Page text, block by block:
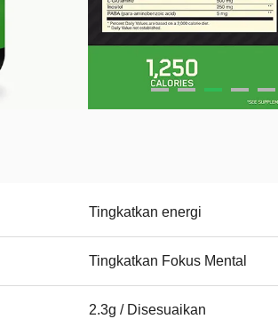
Tingkatkan energi
Tingkatkan Fokus Mental
2.3g / Disesuaikan